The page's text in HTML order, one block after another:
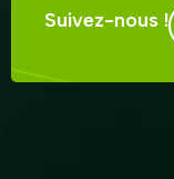
Suivez-nous !